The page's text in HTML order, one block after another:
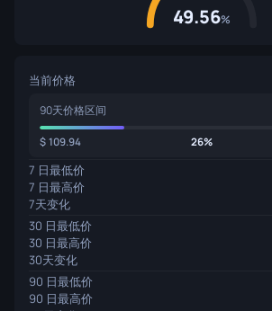
49.56%
当前价格
90天价格区间
109.94 26%
7 日最低价
7 日最高价
7天变化
30 日最低价
30 日最高价
30天变化
90 日最低价
90 日最高价